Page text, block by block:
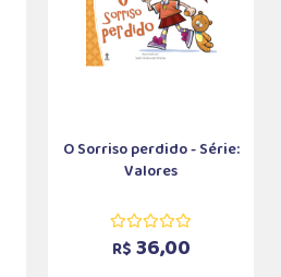
O Sorriso perdido - Série:
Valores
R$ 36,00